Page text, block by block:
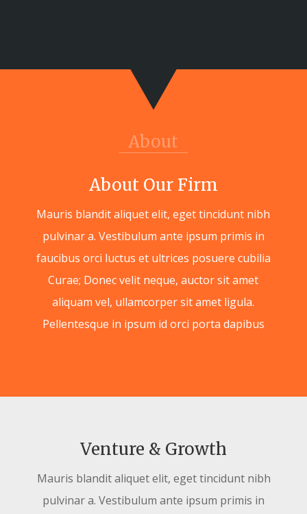
About
About Our Firm
Mauris blandit aliquet elit, eget tincidunt nibh
pulvinar a. Vestibulum ante ipsum primis in
faucibus orci luctus et ultrices posuere cubilia
Curae; Donec velit neque, auctor sit amet
aliquam vel, ullamcorper sit amet ligula.
Pellentesque in ipsum id orci porta dapibus
Venture & Growth
Mauris blandit aliquet elit, eget tincidunt nibh
pulvinar a. Vestibulum ante ipsum primis in